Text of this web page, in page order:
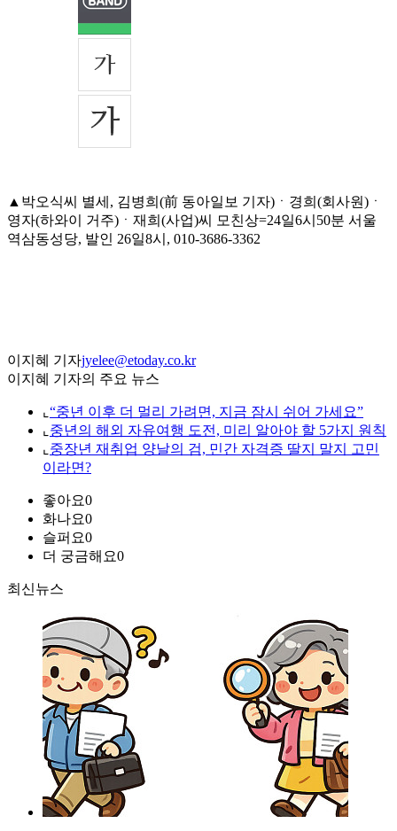
▲박오식씨 별세, 김병희(前 동아일보 기자)ㆍ경희(회사원)ㆍ
영자(하와이 거주)ㆍ재희(사업)씨 모친상=24일6시50분 서울
역삼동성당, 발인 26일8시, 010-3686-3362
이지혜 기자jyelee@etoday.co.kr
이지혜 기자의 주요 뉴스
⌞ “중년 이후 더 멀리 가려면, 지금 잠시 쉬어 가세요”
⌞ 중년의 해외 자유여행 도전, 미리 알아야 할 5가지 원칙
⌞ 중장년 재취업 양날의 검, 민간 자격증 딸지 말지 고민
이라면?
좋아요0
화나요0
슬퍼요0
더 궁금해요0
최신뉴스